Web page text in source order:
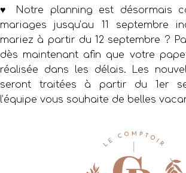
♥ Notre planning est désormais
mariages jusqu’au 11 septembre
mariez à partir du 12 septembre ?
dès maintenant afin que votre
réalisée dans les délais. Les
seront traitées à partir du 1er
l’équipe vous souhaite de belles